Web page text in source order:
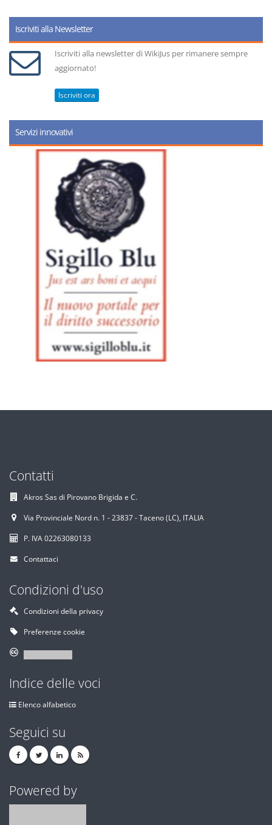
Iscriviti alla Newsletter
Iscriviti alla newsletter di WikiJus per rimanere sempre
aggiornato!
Iscriviti ora
Servizi innovativi
Contatti
Akros Sas di Pirovano Brigida e C.
Via Provinciale Nord n. 1 - 23837 - Taceno (LC), ITALIA
P. IVA 02263080133
Contattaci
Condizioni d'uso
Condizioni della privacy
Preferenze cookie
Indice delle voci
Elenco alfabetico
Seguici su
Powered by